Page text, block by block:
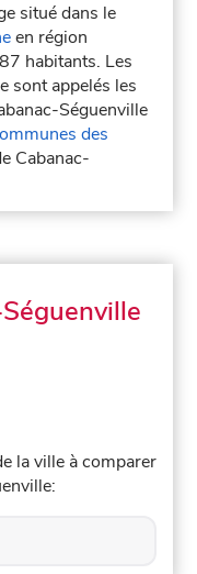
situé dans le
en région
habitants. Les
sont appelés les
Séguenville
des
Cabanac-
la ville à comparer